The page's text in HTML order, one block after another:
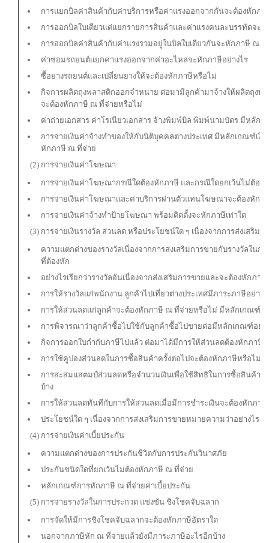
การแยกบิลค่าสินค้ากับค่าบริการหรือค่าแรงออกจากกันจะต้องหักภ
การออกบิลใบเดียวแต่แยกรายการสินค้าและค่าแรงคนละบรรทัดจะ
การออกบิลค่าสินค้ากับค่าแรงรวมอยู่ในบิลใบเดียวกันจะหักภาษี ณ ที่
ค่าซ่อมรถยนต์แยกค่าแรงออกจากค่าอะไหล่จะหักภาษีอย่างไร
ซื้อยางรถยนต์และเปลี่ยนยางให้จะต้องหักภาษีหรือไม่
กิจการผลิตถุงพลาสติกออกจำหน่าย ต่อมามีลูกค้ามาจ้างให้ผลิตถุงพ
จะต้องหักภาษี ณ ที่จ่ายหรือไม่
ค่าถ่ายเอกสาร ค่าโรเนียวเอกสาร จ้างพิมพ์บิล พิมพ์นามบัตร มีหลัก
การจ่ายเงินค่าจ้างทำของให้กับนิติบุคคลต่างประเทศ มีหลักเกณฑ์เงื่
หักภาษี ณ ที่จ่าย
(2) การจ่ายเงินค่าโฆษณา
การจ่ายเงินค่าโฆษณากรณีใดต้องหักภาษี และกรณีใดยกเว้นไม่ต้อง
การจ่ายเงินค่าโฆษณาและค่าบริการผ่านตัวแทนโฆษณาจะต้องหักภ
การจ่ายเงินค่าจ้างทำป้ายโฆษณา พร้อมติดตั้งจะหักภาษีเท่าใด
(3) การจ่ายเงินรางวัล ส่วนลด หรือประโยชน์ใด ๆ เนื่องจากการส่งเสริมก
ความแตกต่างของรางวัลเนื่องจากการส่งเสริมการขายกับรางวัลใน
ที่ต้องหัก
อย่างไรเรียกว่ารางวัลอันเนื่องจากส่งเสริมการขายและจะต้องหักภาษี
การให้รางวัลแก่พนักงาน ลูกค้าไปเที่ยวต่างประเทศมีภาระภาษีอย่างไ
การให้ส่วนลดแก่ลูกค้าจะต้องหักภาษี ณ ที่จ่ายหรือไม่ มีหลักเกณฑ์อ
การพิจารณาว่าลูกค้าซื้อไปใช้กับลูกค้าซื้อไปขายต่อมีหลักเกณฑ์อย่
กิจการออกใบกำกับภาษีไปแล้ว ต่อมาได้มีการให้ส่วนลดต้องหักภาษี
การใช้คูปองส่วนลดในการซื้อสินค้าครั้งต่อไปจะต้องหักภาษีหรือไม่
การสะสมแสตมป์ส่วนลดหรือจำนวนเงินเพื่อใช้สิทธิในการซื้อสินค้า
บ้าง
การให้ส่วนลดทันทีกับการให้ส่วนลดเมื่อมีการชำระเงินจะต้องหักภาษี
ประโยชน์ใด ๆ เนื่องจากการส่งเสริมการขายหมายความว่าอย่างไร
(4) การจ่ายเงินค่าเบี้ยประกัน
ความแตกต่างของการประกันชีวิตกับการประกันวินาศภัย
ประกันชนิดใดที่ยกเว้นไม่ต้องหักภาษี ณ ที่จ่าย
หลักเกณฑ์การหักภาษี ณ ที่จ่ายค่าเบี้ยประกัน
(5) การจ่ายรางวัลในการประกวด แข่งขัน ชิงโชคจับฉลาก
การจัดให้มีการชิงโชคจับฉลากจะต้องหักภาษีอัตราใด
นอกจากภาษีหัก ณ ที่จ่ายแล้วยังมีภาระภาษีอะไรอีกบ้าง